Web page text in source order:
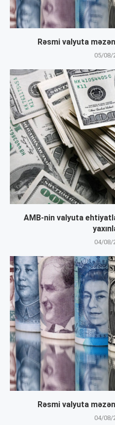
Rəsmi valyuta
05/08/
AMB-nin valyuta
04/08/
Rəsmi valyuta
04/08/